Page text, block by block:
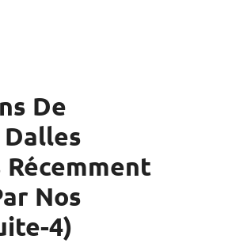
De
Nos
4)